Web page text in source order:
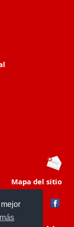
Mapa del sitio